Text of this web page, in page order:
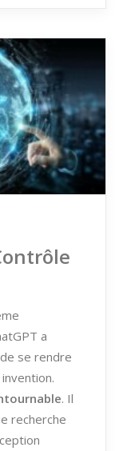
a
se rendre
. Il
recherche